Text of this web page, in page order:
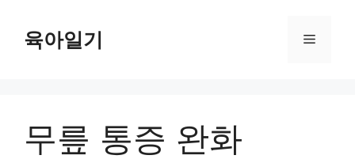
육아일기 메
무릎 통증 완화